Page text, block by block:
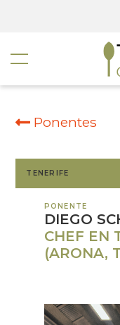
Ponentes
TENERIFE
PONENTE
DIEGO
CHEF EN
(ARONA,